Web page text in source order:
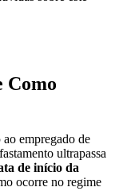
Como
empregado de
ultrapassa
de início da
ocorre no regime